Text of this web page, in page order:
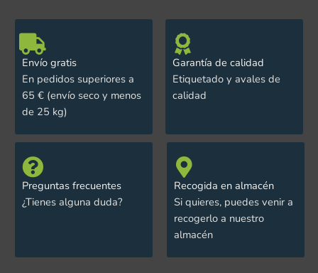
Envío gratis
En pedidos superiores a
65 € (envío seco y menos
de 25 kg)
Garantía de calidad
Etiquetado y avales de
calidad
Preguntas frecuentes
¿Tienes alguna duda?
Recogida en almacén
Si quieres, puedes venir a
recogerlo a nuestro
almacén